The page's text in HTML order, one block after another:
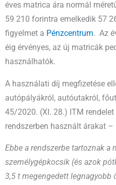
éves matrica ára normál
59 210 forintra emelkedik 57
figyelmet a Pénzcentrum. Az
éig érvényes, az új matricák
használhatók.
A használati díj megfizetése
autópályákról, autóutakról,
45/2020. (XI. 28.) ITM
rendszerben használt árakat –
Ebbe a rendszerbe tartoznak a
személygépkocsik (és azok
3,5 t megengedett legnagyobb